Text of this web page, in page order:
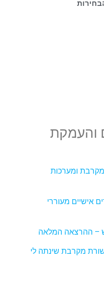
והעמקת
מקרבת ומערכות
אישיים מעוררי
– ההרצאה המלאה
מקרבת שינתה לי